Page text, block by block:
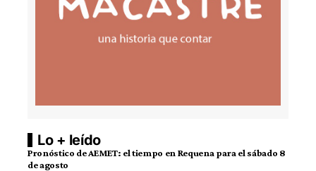
Lo + leído
Pronóstico de AEMET: el tiempo en Requena para el sábado 8
de agosto